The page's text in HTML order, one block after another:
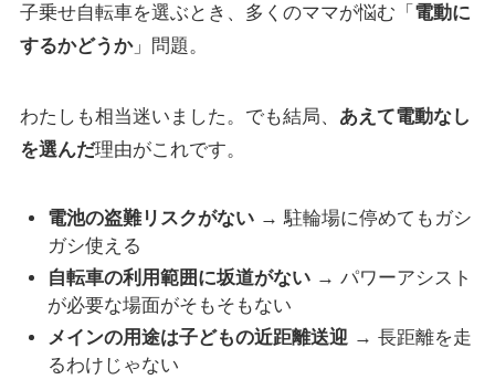
子乗せ自転車を選ぶとき、多くのママが悩む「 電動に
するかどうか」問題。
わたしも相当迷いました。でも結局、 あえて電動なし
を選んだ理由がこれです。
電池の盗難リスクがない → 駐輪場に停めてもガシ
ガシ使える
自転車の利用範囲に坂道がない → パワーアシスト
が必要な場面がそもそもない
メインの用途は子どもの近距離送迎 → 長距離を走
るわけじゃない